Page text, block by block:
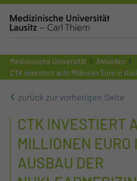
Medizinische Universität
Aktuelles
CTK investiert acht Millionen Euro in
zurück zur vorherigen Seite
CTK INVESTIERT
MILLIONEN EURO
AUSBAU DER